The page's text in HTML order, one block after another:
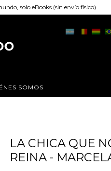
solo eBooks (sin envío físico).
SOMOS
LA CHICA QUE
REINA -